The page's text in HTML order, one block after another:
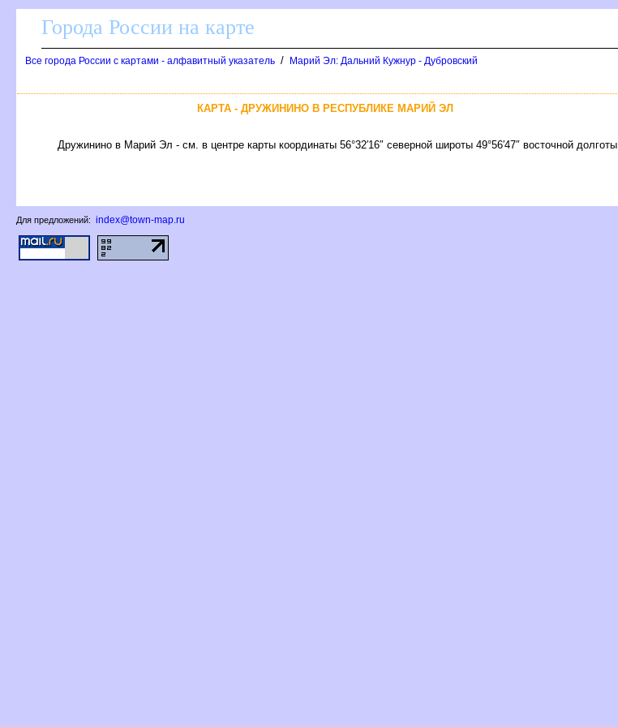
Города России на карте
се города России с картами - алфавитный указатель / Марий Эл: Дальний Кужнур - Дубровский
КАРТА - ДРУЖИНИНО В РЕСПУБЛИКЕ МАРИЙ ЭЛ
Дружинино в Марий Эл - см. в центре карты координаты 56°32′16″ северной широты 49°56′47″ восточной долготы
Для предложений: index@town-map.ru